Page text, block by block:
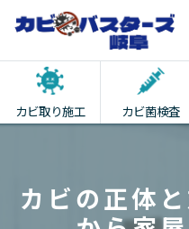
カビ取り施工 カビ菌検査
カビの正体